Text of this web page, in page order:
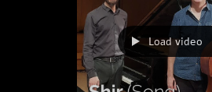
Load video